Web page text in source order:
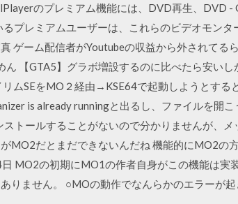
のプレミアム機能には、DVD再生、DVD -
るプレミアムユーザーは、これらのビデオモン
ゲーム配信者がYoutubeの収益から外されてる
ん 【GTA5】グラボ増設するのに比べたら安い
ムSEをMO２経由→KSE64で起動しようとする
is already runningと出るし、ファイルを開こ
トールすることがないので分かりませんが、
MO2だとまだできないんだね 機能的にMO2の
MO2の初期にMO1の作者自身がこの機能は実
りません。 ○MOの動作でなんらかのエラーが